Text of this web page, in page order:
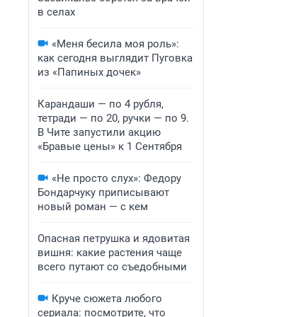
в селах
«Меня бесила моя роль»:
как сегодня выглядит Пуговка
из «Папиных дочек»
Карандаши — по 4 рубля,
тетради — по 20, ручки — по 9.
В Чите запустили акцию
«Бравые цены» к 1 Сентября
«Не просто слух»: Федору
Бондарчуку приписывают
новый роман — с кем
Опасная петрушка и ядовитая
вишня: какие растения чаще
всего путают со съедобными
Круче сюжета любого
сериала: посмотрите, что